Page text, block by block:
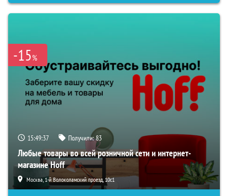
-15%
15:49:36 Получили:83
Любые товары во всей розничной сети и интернет-
магазине Hoff
Москва, 1-й Волоколамский проезд, 10с1